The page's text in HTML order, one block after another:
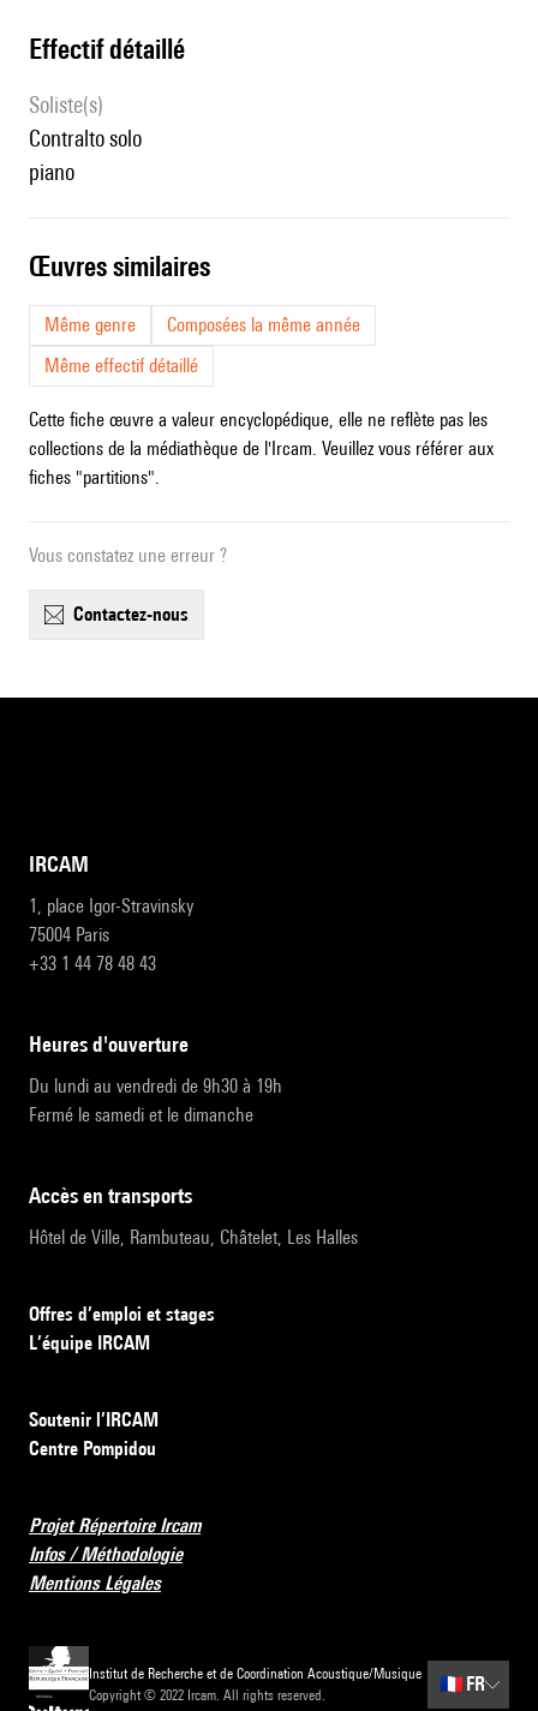
effectif détaillé
Soliste(s)
contralto solo
piano
œuvres similaires
Même genre
Composées la même année
Même effectif détaillé
Cette fiche œuvre a valeur encyclopédique, elle ne reflète pas les
collections de la médiathèque de l'Ircam. Veuillez vous référer aux
fiches "partitions".
Vous constatez une erreur ?
contactez-nous
IRCAM
1, place Igor-Stravinsky
75004 Paris
+33 1 44 78 48 43
heures d'ouverture
Du lundi au vendredi de 9h30 à 19h
Fermé le samedi et le dimanche
accès en transports
Hôtel de Ville, Rambuteau, Châtelet, Les Halles
Offres d’emploi et stages
L’équipe IRCAM
Soutenir l’IRCAM
Centre Pompidou
Projet Répertoire Ircam
Infos / Méthodologie
Mentions Légales
Institut de Recherche et de Coordination Acoustique/Musique
Copyright © 2022 Ircam. All rights reserved.
🇫🇷 FR